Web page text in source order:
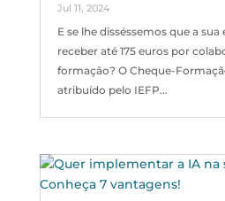
Jul 11, 2024
E se lhe disséssemos que a
receber até 175 euros por
formação? O Cheque-
atribuído pelo IEFP...